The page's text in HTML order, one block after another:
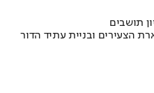
הצעירים ובניית עתיד הדור